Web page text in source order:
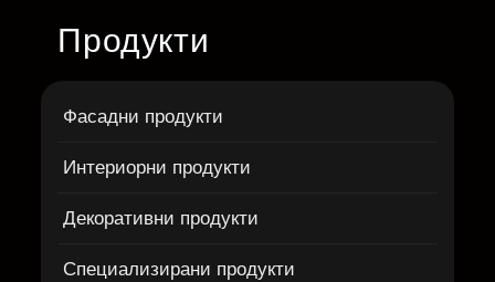
Продукти
Фасадни продукти
Интериорни продукти
Декоративни продукти
Специализирани продукти